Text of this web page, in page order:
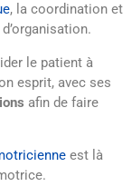
, la coordination et
le patient à
esprit, avec ses
afin de faire
est là